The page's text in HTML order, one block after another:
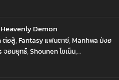
Demon
ต่อสู้,Fantasy แฟนตาซี,Manhwa มังฮ
จอมยุทธ์,Shounen โชเน็น,
อธรรมชาติ